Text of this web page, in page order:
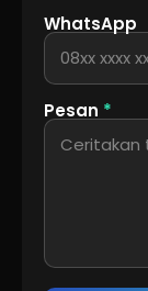
WhatsApp
Pesan *